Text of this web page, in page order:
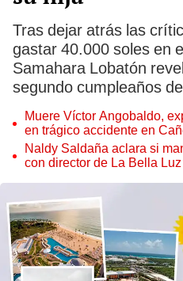
Tras dejar atrás las
gastar 40.000 soles en
Samahara Lobatón
segundo cumpleaños
Muere Víctor Angobaldo,
en trágico accidente en
Naldy Saldaña aclara si
con director de La Bella